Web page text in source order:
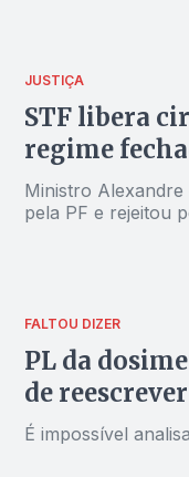
JUSTIÇA
STF libera
regime
Ministro
pela PF e rejeitou
FALTOU DIZER
PL da
de
É impossível